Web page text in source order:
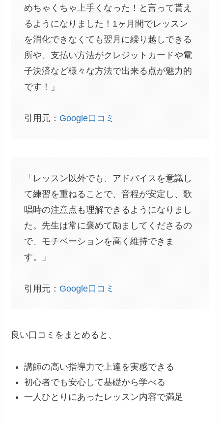
めちゃくちゃ上手くなった！と言って貰え
るようになりました！1ヶ月間でレッスン
を消化できなくても翌月に繰り越しできる
所や、支払い方法がクレジットカードや電
子決済など様々な方法で出来る点が魅力的
です！」
引用元： Google口コミ
「レッスン以外でも、アドバイスを意識し
て練習を重ねることで、音程が安定し、歌
唱時の注意点も理解できるようになりまし
た。先生は常に褒めて励ましてくださるの
で、モチベーションを高く維持できま
す。」
引用元： Google口コミ
良い口コミをまとめると、
講師の高い指導力で上達を実感できる
初心者でも安心して基礎から学べる
一人ひとりにあったレッスン内容で満足